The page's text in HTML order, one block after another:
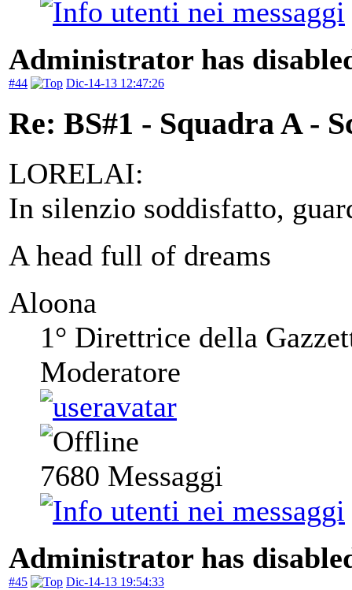
Administrator has
#44 Dic-14-13 12:47:26
Re: BS#1 - Squadra A -
LORELAI:
In silenzio soddisfatto,
A head full of dreams
Aloona
1° Direttrice della
Moderatore
7680 Messaggi
Administrator has
#45 Dic-14-13 19:54:33